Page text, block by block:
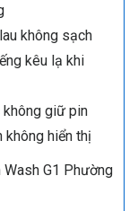
không sạch
kêu lạ khi
không giữ pin
không hiển thị
G1 Phường